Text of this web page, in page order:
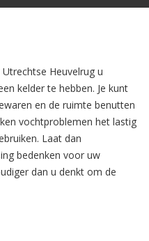
Heuvelrug u
kelder te hebben. Je kunt
en de ruimte benutten
vochtproblemen het lastig
Laat dan
bedenken voor uw
dan u denkt om de